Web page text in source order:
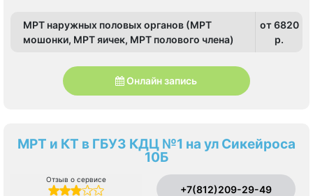
МРТ наружных половых органов (МРТ
мошонки, МРТ яичек, МРТ полового члена)
от 6820
p.
Онлайн запись
МРТ и КТ в ГБУЗ КДЦ №1 на ул Сикейроса
10Б
Отзыв о сервисе
+7(812)209-29-49